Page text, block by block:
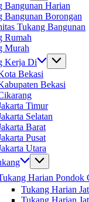
Bangunan Harian
Bangunan Borongan
Tukang Bangunan
Rumah
Murah
Kerja Di
Bekasi
Bekasi
Timur
Selatan
Barat
Pusat
Utara
Harian Pondok
Tukang Harian
Tukang Harian